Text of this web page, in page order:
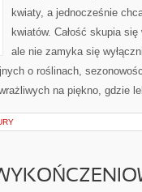
kwiaty, a jednocześnie
kwiatów. Całość skupia
ale nie zamyka się
o roślinach,
na piękno, gdzie